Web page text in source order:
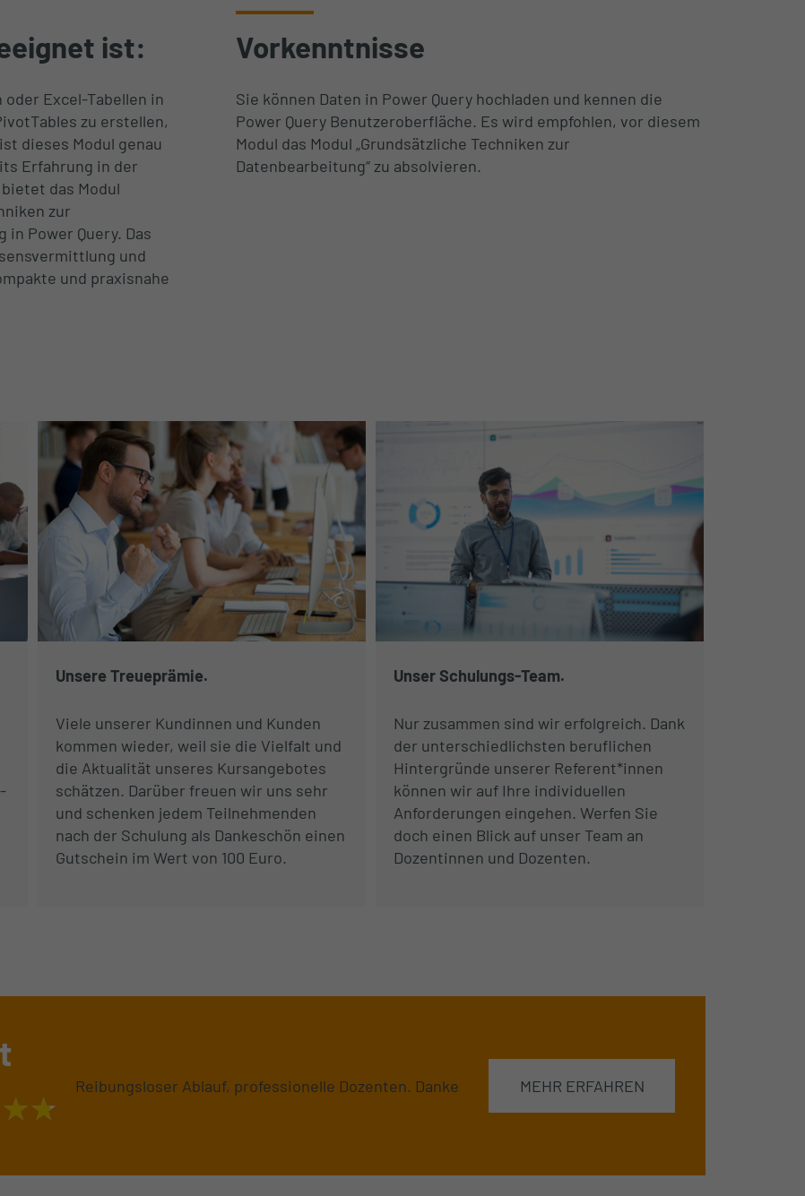
ist:
Excel-Tabellen in
zu erstellen,
dieses Modul genau
Erfahrung in der
das Modul
zur
Power Query. Das
und
und praxisnahe
Vorkenntnisse
Sie können Daten in Power Query hochladen und kennen die
Power Query Benutzeroberfläche. Es wird empfohlen, vor diesem
Modul das Modul „Grundsätzliche Techniken zur
Datenbearbeitung“ zu absolvieren.
Unsere Treueprämie.
Viele unserer Kundinnen und Kunden
kommen wieder, weil sie die Vielfalt und
die Aktualität unseres Kursangebotes
schätzen. Darüber freuen wir uns sehr
und schenken jedem Teilnehmenden
nach der Schulung als Dankeschön einen
Gutschein im Wert von 100 Euro.
Unser Schulungs-Team.
Nur zusammen sind wir erfolgreich. Dank
der unterschiedlichsten beruflichen
Hintergründe unserer Referent*innen
können wir auf Ihre individuellen
Anforderungen eingehen. Werfen Sie
doch einen Blick auf unser Team an
Dozentinnen und Dozenten.
Reibungsloser Ablauf, professionelle Dozenten. Danke MEHR ERFAHREN